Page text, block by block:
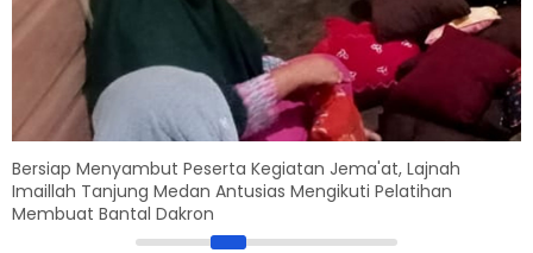
Bersiap Menyambut Peserta Kegiatan Jema'at, Lajnah
Imaillah Tanjung Medan Antusias Mengikuti Pelatihan
Membuat Bantal Dakron